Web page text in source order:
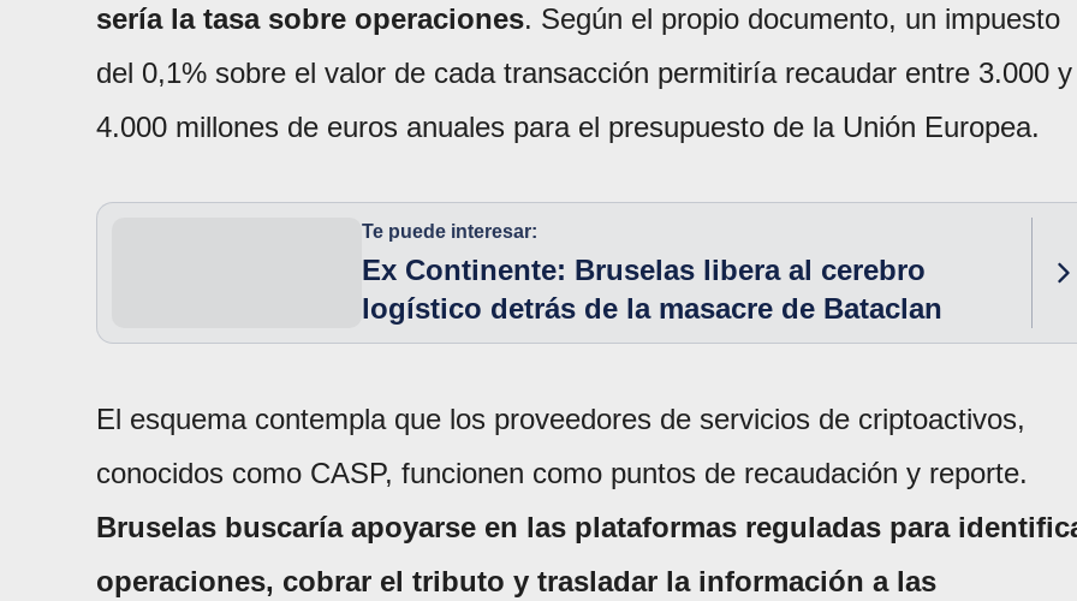
sería la tasa sobre operaciones. Según el propio documento, un impuesto
del 0,1% sobre el valor de cada transacción permitiría recaudar entre 3.000 y
4.000 millones de euros anuales para el presupuesto de la Unión Europea.
Te puede interesar:
Ex Continente: Bruselas libera al cerebro
logístico detrás de la masacre de Bataclan
El esquema contempla que los proveedores de servicios de criptoactivos,
conocidos como CASP, funcionen como puntos de recaudación y reporte.
Bruselas buscaría apoyarse en las plataformas reguladas para
operaciones, cobrar el tributo y trasladar la información a las